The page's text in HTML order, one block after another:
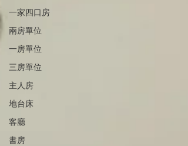
一家四口房
兩房單位
一房單位
三房單位
主人房
地台床
客廳
書房